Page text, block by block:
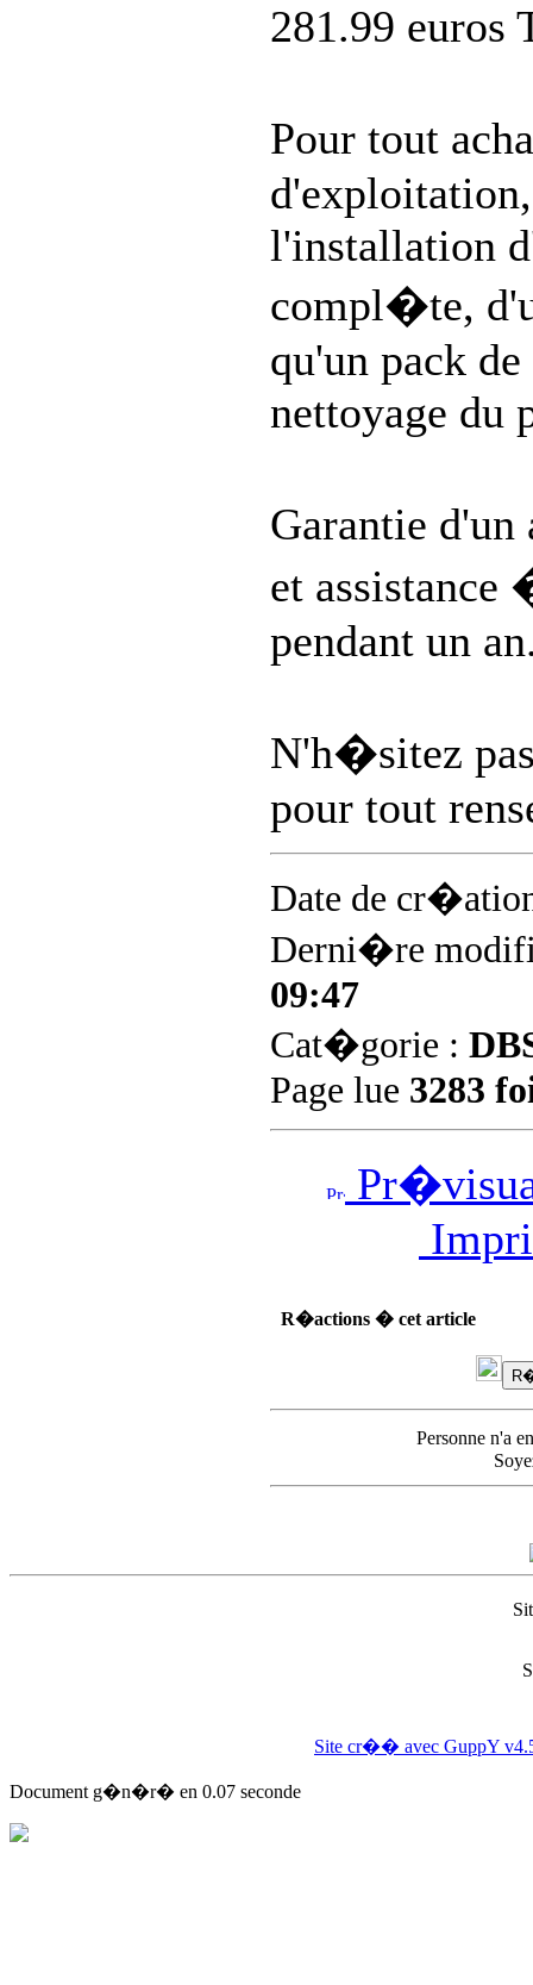
281.99 euros
Pour tout
l'installation
compl�te,
qu'un pack
nettoyage du
Garantie
et assistance
pendant un
N'h�sitez
pour tout
Date de
Derni�re
09:47
Cat�gorie :
Page lue 3283
R�actions � cet article
Personne n'a
Site cr�� avec GuppY
Document g�n�r� en 0.07 seconde